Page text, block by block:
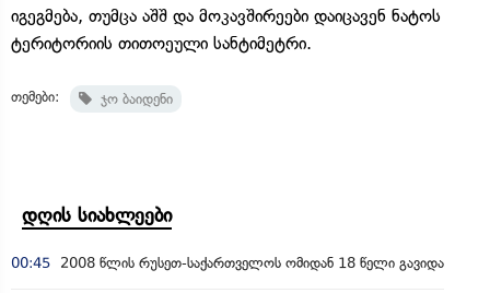
იგეგმება, თუმცა აშშ და მოკავშირეები დაიცავენ ნატოს
ტერიტორიის თითოეული სანტიმეტრი.
თემები: ჯო ბაიდენი
დღის სიახლეები
00:45 2008 წლის რუსეთ-საქართველოს ომიდან 18 წელი გავიდა